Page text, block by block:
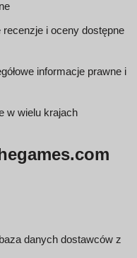
recenzje i oceny dostępne
informacje prawne i
w wielu krajach
danych dostawców z